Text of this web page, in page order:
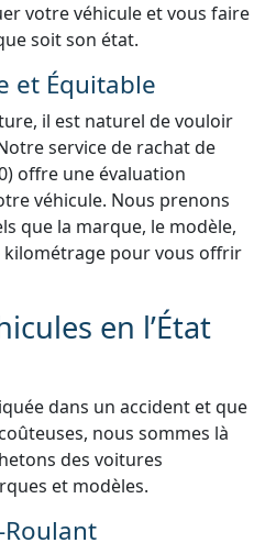
votre véhicule et vous faire
soit son état.
et Équitable
il est naturel de vouloir
service de rachat de
offre une évaluation
véhicule. Nous prenons
que la marque, le modèle,
kilométrage pour vous offrir
en l’État
dans un accident et que
nous sommes là
des voitures
et modèles.